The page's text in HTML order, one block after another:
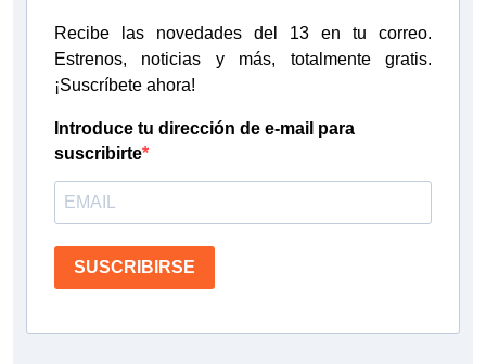
Recibe las novedades del 13 en tu correo.
Estrenos, noticias y más, totalmente gratis.
¡Suscríbete ahora!
Introduce tu dirección de e-mail para
suscribirte
SUSCRIBIRSE